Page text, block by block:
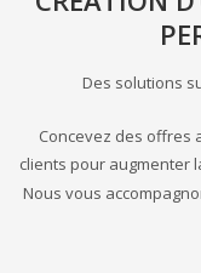
Des solutions
Concevez des offres
clients pour augmenter
Nous vous